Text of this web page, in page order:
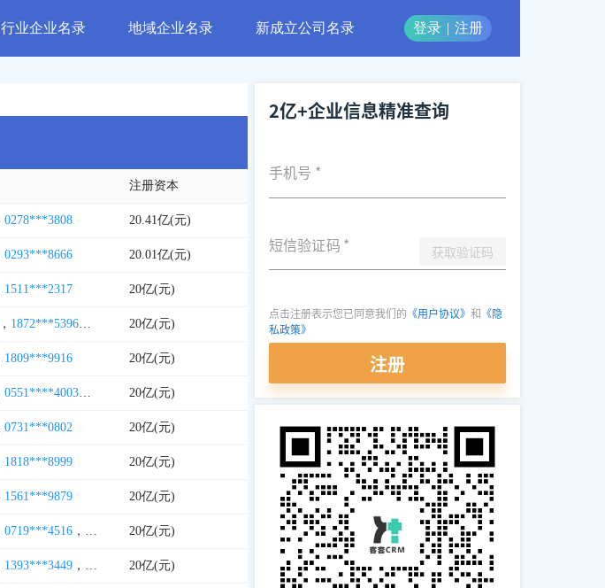
行业企业名录 地域企业名录 新成立公司名录 登录 | 注册
注册资本
0278***3808 20.41亿(元)
0293***8666 20.01亿(元)
1511***2317 20亿(元)
， 1872***5396， 1595***2715
20亿(元)
1809***9916 20亿(元)
0551****4003， 0551****4005，
20亿(元)
0731***0802 20亿(元)
1818***8999 20亿(元)
1561***9879 20亿(元)
0719***4516 ， 0719***3898，1319***1811 0719***6386
20亿(元)
1393***3449 ， 1351***0699，1760***5797 1307***2865， 1392***3127，1382***4554， 1352***2532
20亿(元)
2亿+企业信息精准查询
手机号 *
短信验证码 * 获取验证码
点击注册表示您已同意我们的 《用户协议》 和 《隐
私政策》
注册